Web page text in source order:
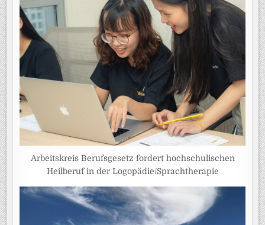
Arbeitskreis Berufsgesetz fordert hochschulischen
Heilberuf in der Logopädie/Sprachtherapie